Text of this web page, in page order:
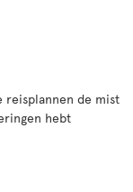
reisplannen de mist
hebt